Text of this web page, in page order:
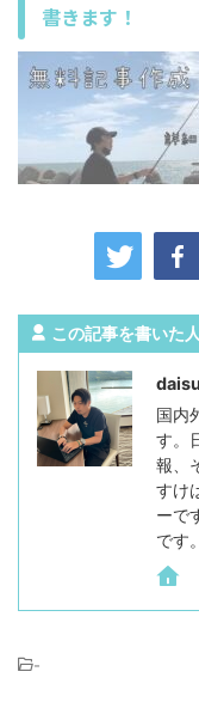
書きます！
この記事を書いた人
国内
す。
報、
すけ
ーで
です。
-